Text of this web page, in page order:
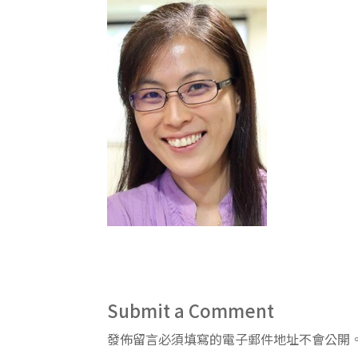
Submit a Comment
發佈留言必須填寫的電子郵件地址不會公開。